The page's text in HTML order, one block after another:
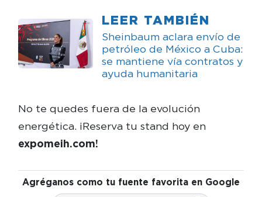
LEER TAMBIÉN
Sheinbaum aclara envío de
petróleo de México a Cuba:
se mantiene vía contratos y
ayuda humanitaria
No te quedes fuera de la evolución
energética. ¡Reserva tu stand hoy en
expomeih.com!
Agréganos como tu fuente favorita en Google